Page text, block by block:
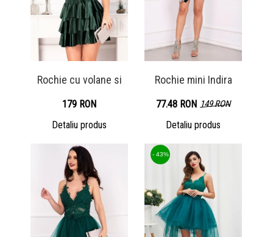
Rochie cu volane si
179 RON
Detaliu produs
Rochie mini Indira
77.48 RON 149 RON
Detaliu produs
- 43%